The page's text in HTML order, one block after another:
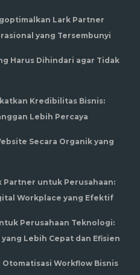
Lark Partner
yang Tersembunyi
Harus Dihindari agar Tidak
Kredibilitas Bisnis:
Lebih Percaya
Secara Organik yang
Partner untuk Perusahaan:
Workplace yang Efektif
Perusahaan Teknologi:
Lebih Cepat dan Efisien
Workflow Bisnis